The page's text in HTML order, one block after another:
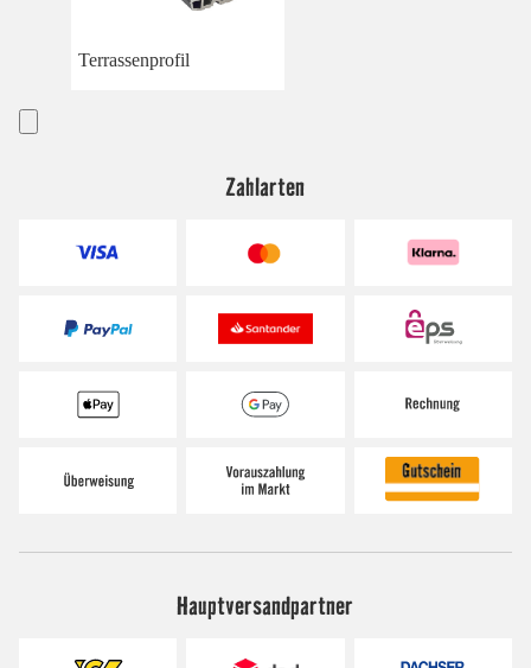
Terrassenprofil
Zahlarten
Hauptversandpartner